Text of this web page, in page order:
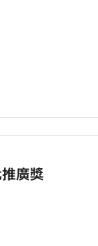
廣獎